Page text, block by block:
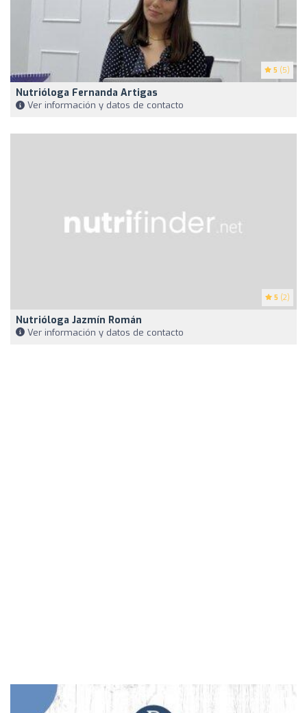
5 (5)
Nutrióloga Fernanda Artigas
Ver información y datos de contacto
5 (2)
Nutrióloga Jazmín Román
Ver información y datos de contacto